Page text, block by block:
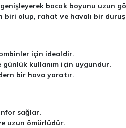
bacak boyunu uzun
biri olup, rahat ve havalı bir
için idealdir.
günlük kullanım için uygundur.
bir hava yaratır.
sağlar.
uzun ömürlüdür.